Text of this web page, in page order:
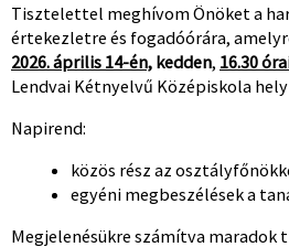
Tisztelettel meghívom Önöket a
értekezletre és fogadóórára,
2026. április 14-én, kedden, 16.30
Lendvai Kétnyelvű Középiskola
Napirend:
közös rész az
egyéni megbeszélések a
Megjelenésükre számítva